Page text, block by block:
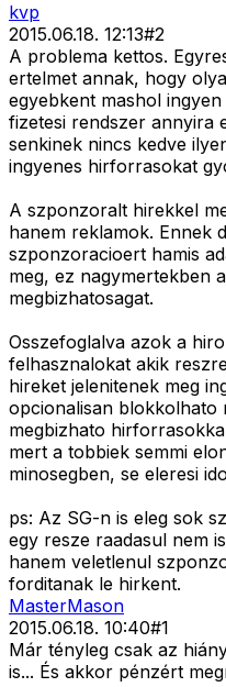
kvp
2015.06.18. 12:13#2
A problema kettos.
ertelmet annak, hogy
egyebkent mashol
fizetesi rendszer annyira
senkinek nincs kedve
ingyenes hirforrasokat
A szponzoralt hirekkel
hanem reklamok. Ennek
szponzoracioert hamis
meg, ez nagymertekben
megbizhatosagat.
Osszefoglalva azok a
felhasznalokat akik
hireket jelenitenek meg
opcionalisan blokkolhato
megbizhato
mert a tobbiek semmi
minosegben, se eleresi
ps: Az SG-n is eleg sok
egy resze raadasul nem
hanem veletlenul
forditanak le hirkent.
MasterMason
2015.06.18. 10:40#1
Már tényleg csak az
is... És akkor pénzért